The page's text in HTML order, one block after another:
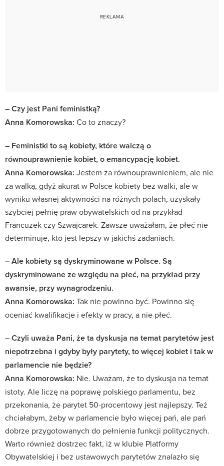
– Czy jest Pani feministką?
Anna Komorowska: Co to znaczy?
– Feministki to są kobiety, które walczą o
równouprawnienie kobiet, o emancypację kobiet.
Anna Komorowska: Jestem za równouprawnieniem, ale nie
za walką, gdyż akurat w Polsce kobiety bez walki, ale w
wyniku własnej aktywności na różnych polach, uzyskały
szybciej pełnię praw obywatelskich od na przykład
Francuzek czy Szwajcarek. Zawsze uważałam, że płeć nie
determinuje, kto jest lepszy w jakichś zadaniach.
– Ale kobiety są dyskryminowane w Polsce. Są
dyskryminowane ze względu na płeć, na przykład przy
awansie, przy wynagrodzeniu.
Anna Komorowska: Tak nie powinno być. Powinno się
oceniać kwalifikacje i efekty w pracy, a nie płeć.
– Czyli uważa Pani, że ta dyskusja na temat parytetów jest
niepotrzebna i gdyby były parytety, to więcej kobiet i tak w
parlamencie nie będzie?
Anna Komorowska: Nie. Uważam, że to dyskusja na temat
istoty. Ale liczę na poprawę polskiego parlamentu, bez
przekonania, że parytet 50-procentowy jest najlepszy. Też
chciałabym, żeby w parlamencie było więcej pań, ale pań
dobrze przygotowanych do pełnienia funkcji politycznych.
Warto również dostrzec fakt, iż w klubie Platformy
Obywatelskiej i bez ustawowych parytetów znalazło się